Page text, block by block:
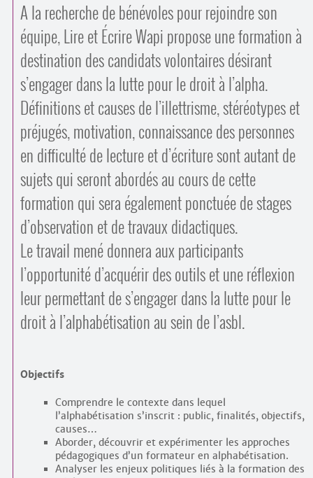
A la recherche de bénévoles pour rejoindre son
équipe, Lire et Écrire Wapi propose une formation à
destination des candidats volontaires désirant
s’engager dans la lutte pour le droit à l’alpha.
Définitions et causes de l’illettrisme, stéréotypes et
préjugés, motivation, connaissance des personnes
en difficulté de lecture et d’écriture sont autant de
sujets qui seront abordés au cours de cette
formation qui sera également ponctuée de stages
d’observation et de travaux didactiques.
Le travail mené donnera aux participants
l’opportunité d’acquérir des outils et une réflexion
leur permettant de s’engager dans la lutte pour le
droit à l’alphabétisation au sein de l’asbl.
Objectifs
Comprendre le contexte dans lequel
l’alphabétisation s’inscrit : public, finalités, objectifs,
causes…
Aborder, découvrir et expérimenter les approches
pédagogiques d’un formateur en alphabétisation.
Analyser les enjeux politiques liés à la formation des